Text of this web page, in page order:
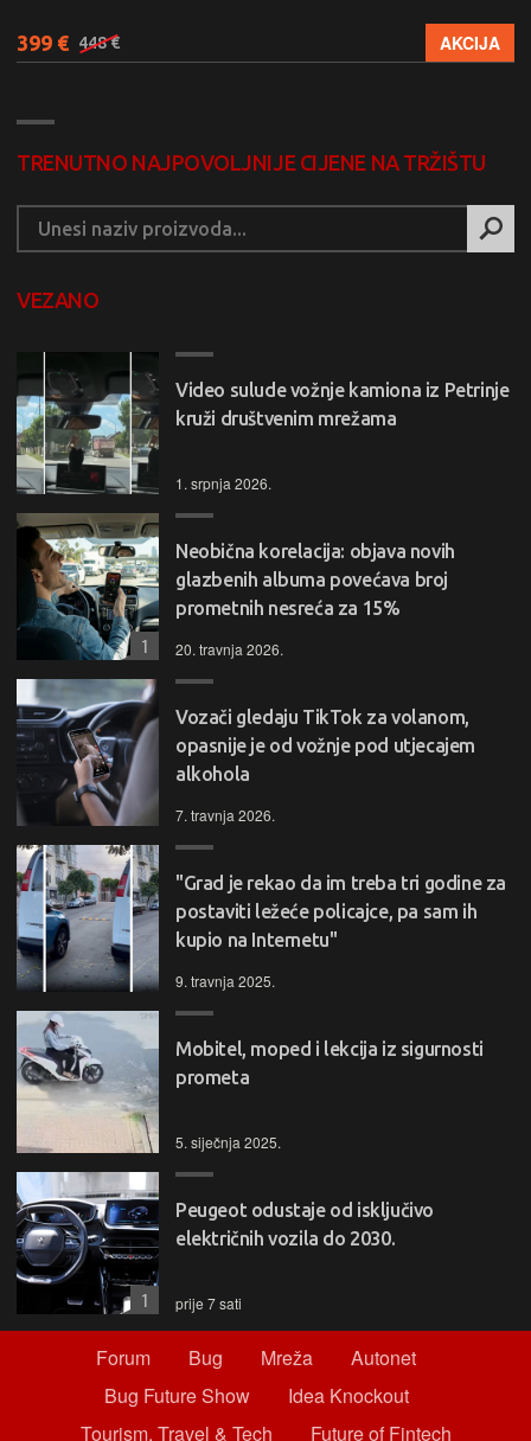
399 € 448 € AKCIJA
TRENUTNO NAJPOVOLJNIJE CIJENE NA TRŽIŠTU
VEZANO
Video sulude vožnje kamiona iz Petrinje
kruži društvenim mrežama
1. srpnja 2026.
Neobična korelacija: objava novih
glazbenih albuma povećava broj
prometnih nesreća za 15%
20. travnja 2026.
1
Vozači gledaju TikTok za volanom,
opasnije je od vožnje pod utjecajem
alkohola
7. travnja 2026.
"Grad je rekao da im treba tri godine za
postaviti ležeće policajce, pa sam ih
kupio na Internetu"
9. travnja 2025.
Mobitel, moped i lekcija iz sigurnosti
prometa
5. siječnja 2025.
Peugeot odustaje od isključivo
električnih vozila do 2030.
prije 7 sati
1
Forum Bug Mreža
Autonet
Bug Future Show
Idea Knockout
Tourism, Travel & Tech
Future of Fintech